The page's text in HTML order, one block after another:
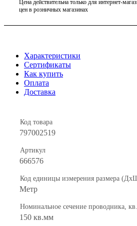
Цена действительна только для интернет-
цен в розничных магазинах
Характеристики
Сертификаты
Как купить
Оплата
Доставка
Код товара
797002519
Артикул
666576
Код единицы измерения размера
Метр
Номинальное сечение проводника,
150 кв.мм